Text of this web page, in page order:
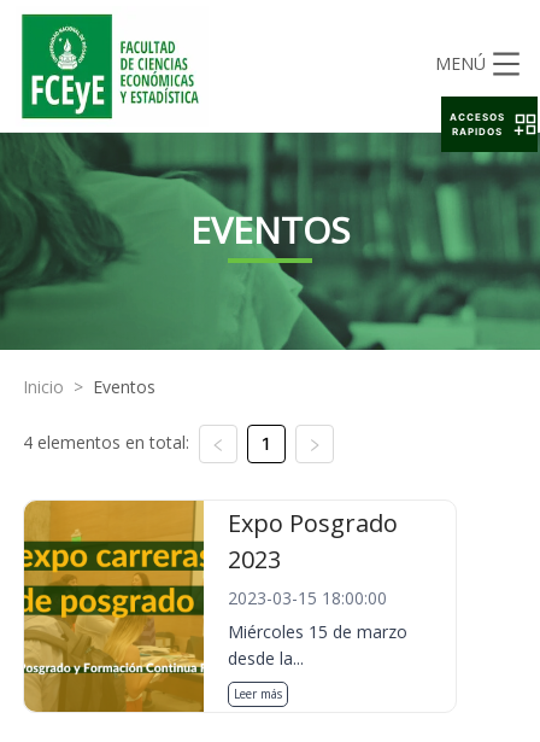
MENÚ
EVENTOS
Inicio > Eventos
4 elementos en total: 1
Expo Posgrado
2023
2023-03-15 18:00:00
Miércoles 15 de marzo
desde la...
Leer más
ACCESOS
RAPIDOS